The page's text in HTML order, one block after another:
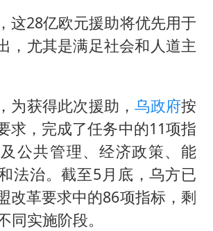
朱一龙的鼻子怎么了
白海豚突然大拐弯 走出罕见路线
周星驰妈妈现身香港首映礼
“还不如不放假”
101岁老人叫82岁儿子吃饭
下党之路
这28亿欧元援助将优先用于
，尤其是满足社会和人道主
为获得此次援助，乌政府按
求，完成了任务中的11项指
公共管理、经济政策、能
法治。截至5月底，乌方已
改革要求中的86项指标，剩
同实施阶段。